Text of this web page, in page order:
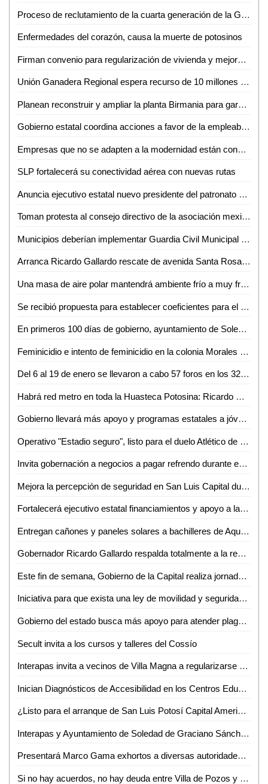
Proceso de reclutamiento de la cuarta generación de la Guardia Civil estatal genera gran aceptación
Enfermedades del corazón, causa la muerte de potosinos
Firman convenio para regularización de vivienda y mejora habitacional en Ciudad Valles
Unión Ganadera Regional espera recurso de 10 millones de pesos para apoyar a productores
Planean reconstruir y ampliar la planta Birmania para garantizar abasto de agua a los vallenses
Gobierno estatal coordina acciones a favor de la empleabilidad en SLP
Empresas que no se adapten a la modernidad están condenadas a desaparecer: Edgardo Medina
SLP fortalecerá su conectividad aérea con nuevas rutas
Anuncia ejecutivo estatal nuevo presidente del patronato de la Fenapo
Toman protesta al consejo directivo de la asociación mexicana de museos y centros de ciencia y tecnología
Municipios deberían implementar Guardia Civil Municipal para mejorar la seguridad: Diputada Sánchez de Lira
Arranca Ricardo Gallardo rescate de avenida Santa Rosa en Ciudad Valles
Una masa de aire polar mantendrá ambiente frío a muy frío durante la mañana y noche durante el fin de semana en San Luis Potosí
Se recibió propuesta para establecer coeficientes para el pago de participaciones e incentivos a municipios, para el ejercicio fiscal 2025
En primeros 100 días de gobierno, ayuntamiento de Soledad impulsa trámites para el desarrollo urbano ordenado
Feminicidio e intento de feminicidio en la colonia Morales en la capital potosina
Del 6 al 19 de enero se llevaron a cabo 57 foros en los 32 estados del país
Habrá red metro en toda la Huasteca Potosina: Ricardo Gallardo Cardona
Gobierno llevará más apoyo y programas estatales a jóvenes estudiantes
Operativo "Estadio seguro", listo para el duelo Atlético de San Luis vs Rayos del Necaxa
Invita gobernación a negocios a pagar refrendo durante enero
Mejora la percepción de seguridad en San Luis Capital durante 2024
Fortalecerá ejecutivo estatal financiamientos y apoyo a la población
Entregan cañones y paneles solares a bachilleres de Aquismón y Tampamolón
Gobernador Ricardo Gallardo respalda totalmente a la renovada Guardia Civil municipal de Soledad, con beneficios históricos a sus elementos
Este fin de semana, Gobierno de la Capital realiza jornada intensiva de rehabilitación de avenida Salvador Nava
Iniciativa para que exista una ley de movilidad y seguridad vial ayudará a resolver diversos problemas viales que muchas veces generan tragedias
Gobierno del estado busca más apoyo para atender plagas del campo
Secult invita a los cursos y talleres del Cossío
Interapas invita a vecinos de Villa Magna a regularizarse en sus contratos de servicios de agua
Inician Diagnósticos de Accesibilidad en los Centros Educativos del DIF Municipal de San Luis Potosí
¿Listo para el arranque de San Luis Potosí Capital Americana de la Cultura 2025?
Interapas y Ayuntamiento de Soledad de Graciano Sánchez llevan a cabo reunión de trabajo, para atender temas de abasto de agua
Presentará Marco Gama exhortos a diversas autoridades para atender inquietudes surgidas de reuniones con representantes del motociclismo organizado
Si no hay acuerdos, no hay deuda entre Villa de Pozos y San Luis Potosí: Diputada Dulcelina Sánchez